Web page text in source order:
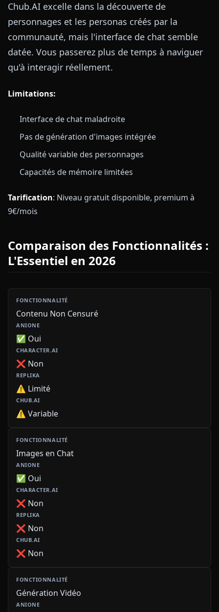
Chub.AI excelle dans la découverte de
personnages et les personas créés par la
communauté, mais l'interface de chat semble
datée. Vous passerez plus de temps à naviguer
qu'à interagir réellement.
Limitations:
Interface de chat maladroite
Pas de génération d'images intégrée
Qualité variable des personnages
Capacités de mémoire limitées
Tarification: Niveau gratuit disponible, premium à
9€/mois
Comparaison des Fonctionnalités :
L'Essentiel en 2026
Contenu Non Censuré
✅ Oui
❌ Non
⚠️ Limité
⚠️ Variable
Images en Chat
✅ Oui
❌ Non
❌ Non
❌ Non
Génération Vidéo